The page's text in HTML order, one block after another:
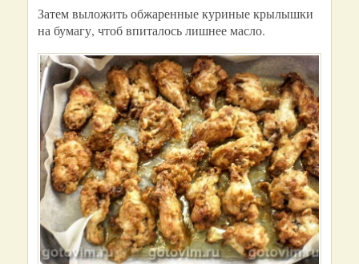
Затем выложить обжаренные куриные крылышки
на бумагу, чтоб впиталось лишнее масло.